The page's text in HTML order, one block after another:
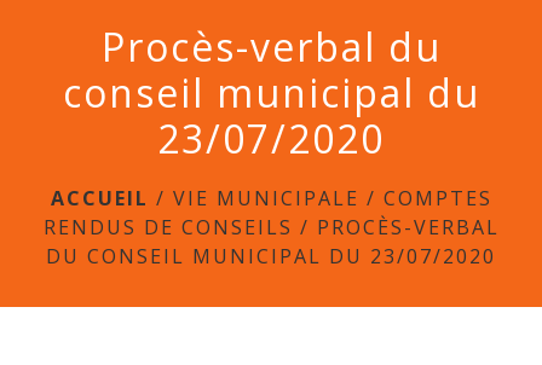
Procès-verbal du
conseil municipal du
23/07/2020
ACCUEIL / VIE MUNICIPALE / COMPTES
RENDUS DE CONSEILS / PROCÈS-VERBAL
DU CONSEIL MUNICIPAL DU 23/07/2020